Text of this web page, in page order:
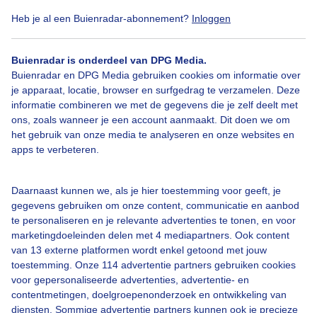
Heb je al een Buienradar-abonnement? Inloggen
Buienradar is onderdeel van DPG Media.
Buienradar en DPG Media gebruiken cookies om informatie over
je apparaat, locatie, browser en surfgedrag te verzamelen. Deze
informatie combineren we met de gegevens die je zelf deelt met
ons, zoals wanneer je een account aanmaakt. Dit doen we om
het gebruik van onze media te analyseren en onze websites en
apps te verbeteren.
Daarnaast kunnen we, als je hier toestemming voor geeft, je
gegevens gebruiken om onze content, communicatie en aanbod
te personaliseren en je relevante advertenties te tonen, en voor
marketingdoeleinden delen met 4 mediapartners. Ook content
van 13 externe platformen wordt enkel getoond met jouw
toestemming. Onze 114 advertentie partners gebruiken cookies
voor gepersonaliseerde advertenties, advertentie- en
contentmetingen, doelgroepenonderzoek en ontwikkeling van
diensten. Sommige advertentie partners kunnen ook je precieze
Stadswandeling Zon Wolken
Bekijk slideshow
Over Buienradar